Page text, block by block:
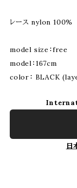
レース nylon 100%
model size：free
model：167cm
color： BLACK
日